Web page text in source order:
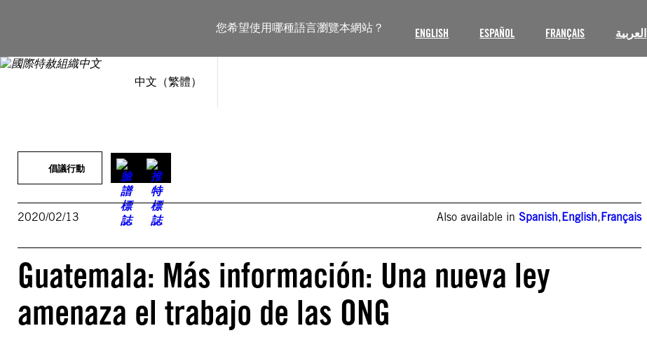
您希望使用哪種語言瀏覽本網站？ ENGLISH ESPAÑOL FRANÇAIS العربية
中文（繁體）
內
倡議行動
2020/02/13 Also available inSpanish,English,Français
Guatemala: Más información: Una nueva ley
amenaza el trabajo de las ONG